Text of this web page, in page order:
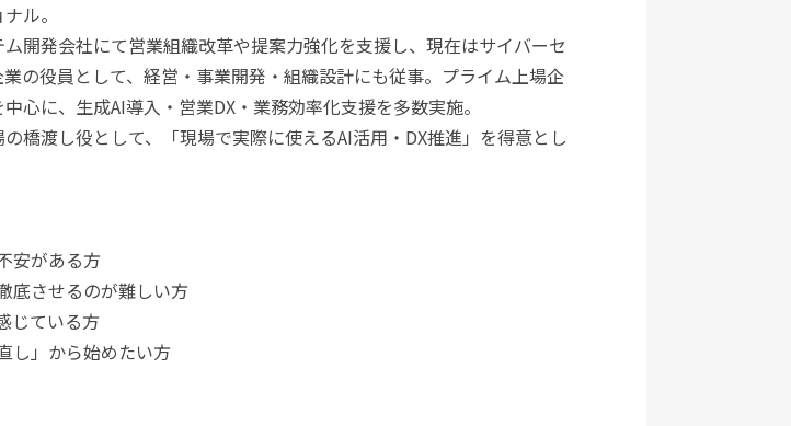
ル。
開発会社にて営業組織改革や提案力強化を支援し、現在はサイバーセ
の役員として、経営・事業開発・組織設計にも従事。プライム上場企
心に、生成AI導入・営業DX・業務効率化支援を多数実施。
橋渡し役として、「現場で実際に使えるAI活用・DX推進」を得意とし
安がある方
底させるのが難しい方
じている方
し」から始めたい方